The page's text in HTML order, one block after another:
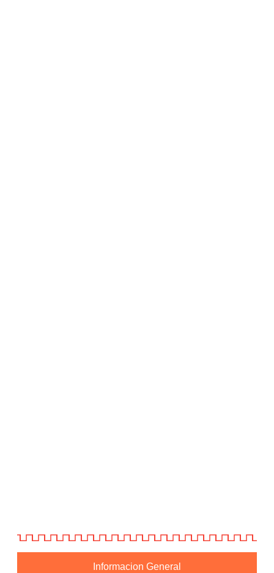
Informacion General